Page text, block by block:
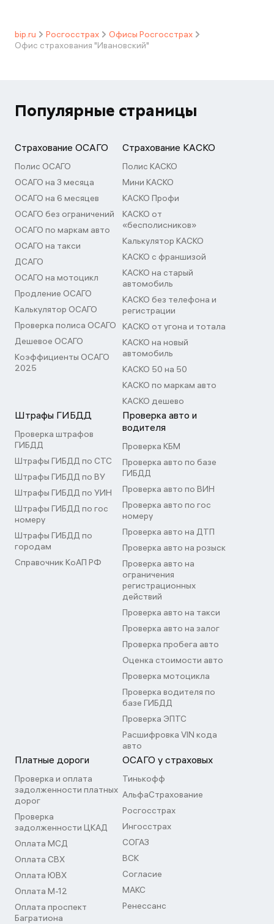
bip.ru Росгосстрах
Офисы Росгосстрах
Офис страхования "Ивановский"
Популярные страницы
Страхование ОСАГО
Полис ОСАГО
ОСАГО на 3 месяца
ОСАГО на 6 месяцев
ОСАГО без ограничений
ОСАГО по маркам авто
ОСАГО на такси
ДСАГО
ОСАГО на мотоцикл
Продление ОСАГО
Калькулятор ОСАГО
Проверка полиса ОСАГО
Дешевое ОСАГО
Коэффициенты ОСАГО
2025
Страхование КАСКО
Полис КАСКО
Мини КАСКО
КАСКО Профи
КАСКО от
«бесполисников»
Калькулятор КАСКО
КАСКО с франшизой
КАСКО на старый
автомобиль
КАСКО без телефона и
регистрации
КАСКО от угона и тотала
КАСКО на новый
автомобиль
КАСКО 50 на 50
КАСКО по маркам авто
КАСКО дешево
Штрафы ГИБДД
Проверка штрафов
ГИБДД
Штрафы ГИБДД по СТС
Штрафы ГИБДД по ВУ
Штрафы ГИБДД по УИН
Штрафы ГИБДД по гос
номеру
Штрафы ГИБДД по
городам
Справочник КоАП РФ
Проверка авто и
водителя
Проверка КБМ
Проверка авто по базе
ГИБДД
Проверка авто по ВИН
Проверка авто по гос
номеру
Проверка авто на ДТП
Проверка авто на розыск
Проверка авто на
ограничения
регистрационных
действий
Проверка авто на такси
Проверка авто на залог
Проверка пробега авто
Оценка стоимости авто
Проверка мотоцикла
Проверка водителя по
базе ГИБДД
Проверка ЭПТС
Расшифровка VIN кода
авто
Платные дороги
Проверка и оплата
задолженности платных
дорог
Проверка
задолженности ЦКАД
Оплата МСД
Оплата СВХ
Оплата ЮВХ
Оплата М-12
Оплата проспект
Багратиона
ОСАГО у страховых
Тинькофф
АльфаСтрахование
Росгосстрах
Ингосстрах
СОГАЗ
ВСК
Согласие
МАКС
Ренессанс